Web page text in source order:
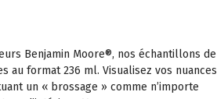
Benjamin Moore®, nos échantillons de
au format 236 ml. Visualisez vos nuances
un « brossage » comme n’importe